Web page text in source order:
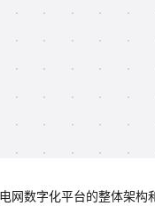
网数字化平台的整体架